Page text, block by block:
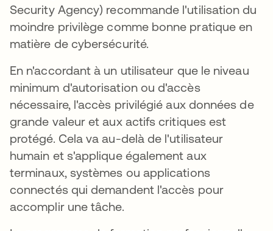
Security Agency) recommande l'utilisation du
moindre privilège comme bonne pratique en
matière de cybersécurité.
En n'accordant à un utilisateur que le niveau
minimum d'autorisation ou d'accès
nécessaire, l'accès privilégié aux données de
grande valeur et aux actifs critiques est
protégé. Cela va au-delà de l'utilisateur
humain et s'applique également aux
terminaux, systèmes ou applications
connectés qui demandent l'accès pour
accomplir une tâche.